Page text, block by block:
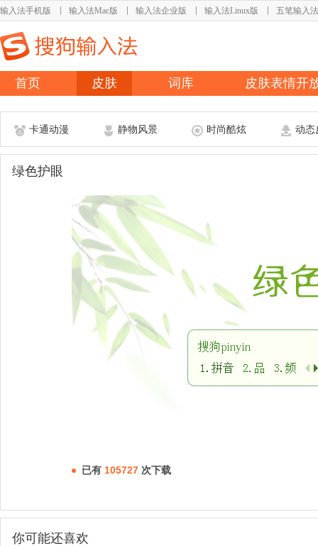
输入法手机版 输入法Mac版 输入法企业版 输入法Linux版 五笔输入法
首页 皮肤 词库 皮肤表情开
卡通动漫 静物风景 时尚酷炫 动态
绿色护眼
已有 105727 次下载
你可能还喜欢